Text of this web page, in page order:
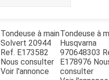
Tondeuse à main
Solvert 20944
Ref. E173582
Nous consulter
Voir l'annonce
Tondeuse à
Husqvarna
970648303
E178976
consulter